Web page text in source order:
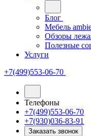
Блог
Мебель
Обзоры
Полезные
Услуги
+7(499)553-06-70
Телефоны
+7(499)553-06-70
+7(930)036-83-91
Заказать звонок